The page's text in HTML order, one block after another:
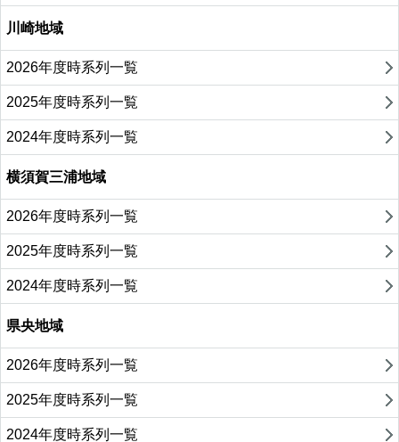
川崎地域
2026年度時系列一覧
2025年度時系列一覧
2024年度時系列一覧
横須賀三浦地域
2026年度時系列一覧
2025年度時系列一覧
2024年度時系列一覧
県央地域
2026年度時系列一覧
2025年度時系列一覧
2024年度時系列一覧